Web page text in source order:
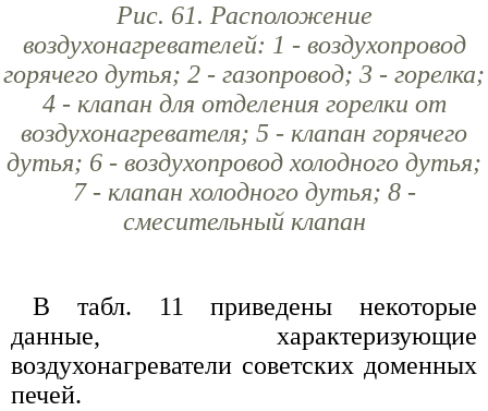
Рис. 61. Расположение
воздухонагревателей: 1 - воздухопровод
горячего дутья; 2 - газопровод; 3 - горелка;
4 - клапан для отделения горелки от
воздухонагревателя; 5 - клапан горячего
дутья; 6 - воздухопровод холодного дутья;
7 - клапан холодного дутья; 8 -
смесительный клапан
В табл. 11 приведены некоторые
данные, характеризующие
воздухонагреватели советских доменных
печей.